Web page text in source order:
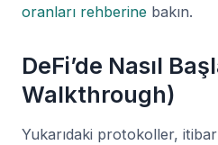
oranları rehberine bakın.
DeFi’de Nasıl
Walkthrough)
Yukarıdaki protokoller,